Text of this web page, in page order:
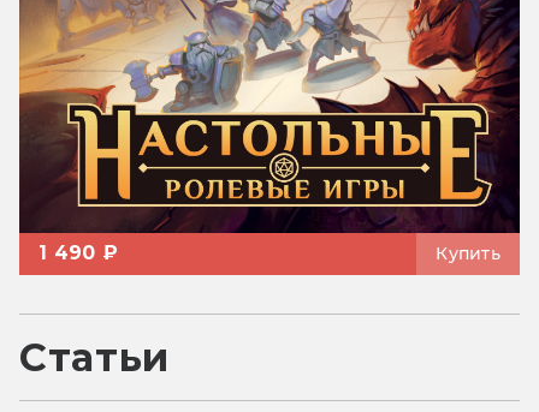
1 490 ₽ Купить
Статьи